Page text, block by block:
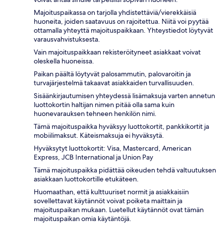
Majoituspaikassa on tarjolla yhdistettäviä/vierekkäisiä
huoneita, joiden saatavuus on rajoitettua. Niitä voi pyytää
ottamalla yhteyttä majoituspaikkaan. Yhteystiedot löytyvät
varausvahvistuksesta.
Vain majoituspaikkaan rekisteröityneet asiakkaat voivat
oleskella huoneissa.
Paikan päältä löytyvät palosammutin, palovaroitin ja
turvajärjestelmä takaavat asiakkaiden turvallisuuden.
Sisäänkirjautumisen yhteydessä lisämaksuja varten annetun
luottokortin haltijan nimen pitää olla sama kuin
huonevarauksen tehneen henkilön nimi.
Tämä majoituspaikka hyväksyy luottokortit, pankkikortit ja
mobiilimaksut. Käteismaksuja ei hyväksytä.
Hyväksytyt luottokortit: Visa, Mastercard, American
Express, JCB International ja Union Pay
Tämä majoituspaikka pidättää oikeuden tehdä valtuutuksen
asiakkaan luottokortille etukäteen.
Huomaathan, että kulttuuriset normit ja asiakkaisiin
sovellettavat käytännöt voivat poiketa maittain ja
majoituspaikan mukaan. Luetellut käytännöt ovat tämän
majoituspaikan omia käytäntöjä.